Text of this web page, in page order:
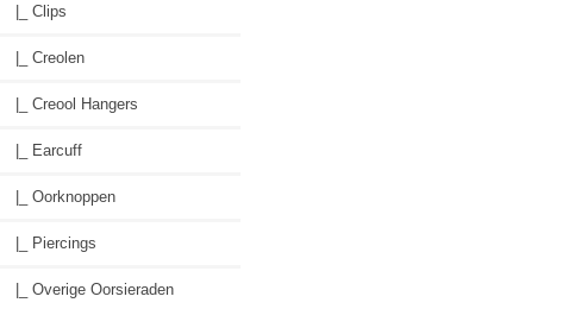
|_ Clips
|_ Creolen
|_ Creool Hangers
|_ Earcuff
|_ Oorknoppen
|_ Piercings
|_ Overige Oorsieraden